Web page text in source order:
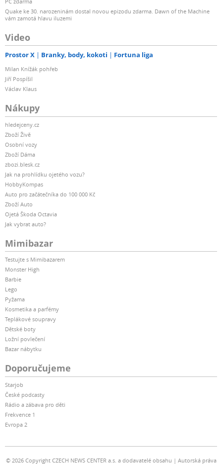
Quake ke 30. narozeninám dostal novou epizodu zdarma. Dawn of the Machine
vám zamotá hlavu iluzemi
Video
Prostor X Branky, body, kokoti Fortuna liga
Milan Knížák pohřeb
Jiří Pospíšil
Václav Klaus
Nákupy
hledejceny.cz
Zboží Živě
Osobní vozy
Zboží Dáma
zbozi.blesk.cz
Jak na prohlídku ojetého vozu?
HobbyKompas
Auto pro začátečníka do 100 000 Kč
Zboží Auto
Ojetá Škoda Octavia
Jak vybrat auto?
Mimibazar
Testujte s Mimibazarem
Monster High
Barbie
Lego
Pyžama
Kosmetika a parfémy
Teplákové soupravy
Dětské boty
Ložní povlečení
Bazar nábytku
Doporučujeme
Starjob
České podcasty
Rádio a zábava pro děti
Frekvence 1
Evropa 2
© 2026 Copyright CZECH NEWS CENTER a.s. a dodavatelé obsahu Autorská práva